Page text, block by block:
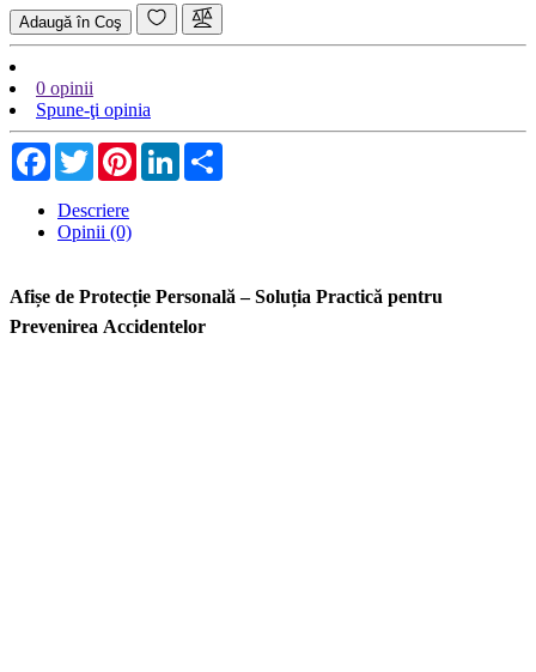
Adaugă în Coş
0 opinii
Spune-ţi opinia
Facebook
TwitterPinterestLinkedIn
Descriere
Opinii (0)
Afișe de Protecție Personală – Soluția Practică pentru
Prevenirea Accidentelor